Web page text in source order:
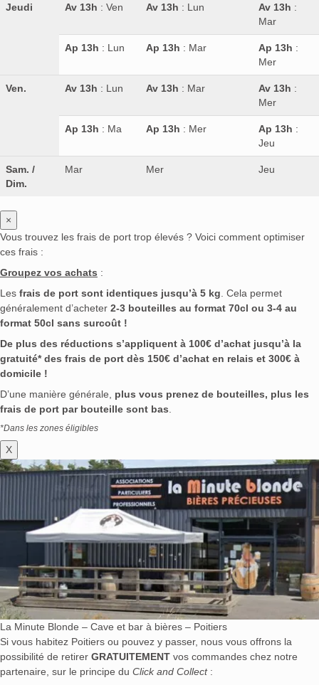
Jeudi Av 13h : Ven Av 13h : Lun Av 13h :
Mar
Ap 13h : Lun Ap 13h : Mar Ap 13h :
Mer
Ven. Av 13h : Lun Av 13h : Mar Av 13h :
Mer
Ap 13h : Ma Ap 13h : Mer Ap 13h :
Jeu
Sam. /
Dim.
Mar Mer Jeu
×
Vous trouvez les frais de port trop élevés ? Voici comment optimiser
ces frais :
Groupez vos achats :
Les frais de port sont identiques jusqu’à 5 kg . Cela permet
généralement d’acheter 2-3 bouteilles au format 70cl ou 3-4 au
format 50cl sans surcoût !
De plus des réductions s’appliquent à 100€ d’achat jusqu’à la
gratuité* des frais de port dès 150€ d’achat en relais et 300€ à
domicile !
D’une manière générale, plus vous prenez de bouteilles, plus les
frais de port par bouteille sont bas
*Dans les zones éligibles
X
La Minute Blonde – Cave et bar à bières – Poitiers
Si vous habitez Poitiers ou pouvez y passer, nous vous offrons la
possibilité de retirer GRATUITEMENT vos commandes chez notre
partenaire, sur le principe du Click and Collect: